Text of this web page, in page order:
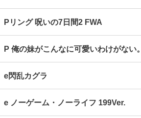
Pリング 呪いの7日間2 FWA
P 俺の妹がこんなに可愛いわけがない。
e閃乱カグラ
e ノーゲーム・ノーライフ 199Ver.